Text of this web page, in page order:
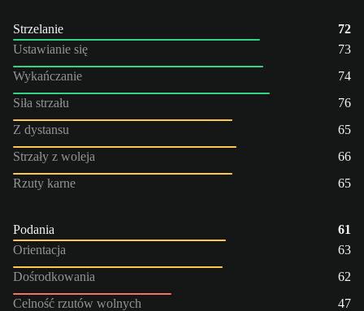
Strzelanie
72
Ustawianie się
73
Wykańczanie
74
Siła strzału
76
Z dystansu
65
Strzały z woleja
66
Rzuty karne
65
Podania
61
Orientacja
63
Dośrodkowania
62
Celność rzutów wolnych
47